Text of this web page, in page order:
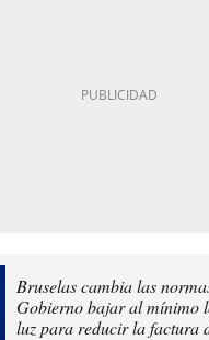
Bruselas cambia las
Gobierno bajar al mínimo
luz para reducir la factura